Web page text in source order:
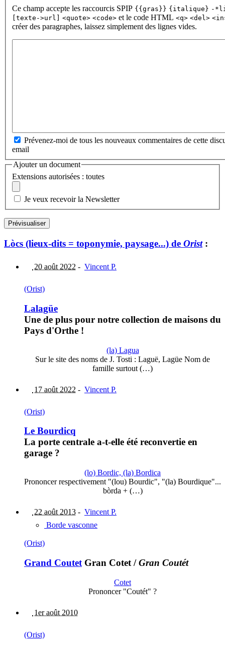
Ce champ accepte les raccourcis SPIP {{gras}} {italique} -
[texte->url]
<quote> <code> et le code HTML <q> <del>
créer des paragraphes, laissez simplement des lignes vides.
Prévenez-moi de tous les nouveaux commentaires de cette
email
Ajouter un document
Extensions autorisées : toutes
Je veux recevoir la Newsletter
Lòcs (lieux-dits = toponymie, paysage...) de Orist:
20 août 2022 - Vincent P.
(Orist)
Lalagüe
Une de plus pour notre collection de maisons du
Pays d'Orthe !
(la) Lagua
Sur le site des noms de J. Tosti : Laguë, Lagüe Nom de
famille surtout (…)
17 août 2022 - Vincent P.
(Orist)
Le Bourdicq
La porte centrale a-t-elle été reconvertie en
garage ?
(lo) Bordic, (la) Bordica
Prononcer respectivement "(lou) Bourdic", "(la) Bourdique"...
bòrda + (…)
22 août 2013 - Vincent P.
Borde vasconne
(Orist)
Grand Coutet Gran Cotet /Gran Coutét
Cotet
Prononcer "Coutét" ?
1er août 2010
(Orist)